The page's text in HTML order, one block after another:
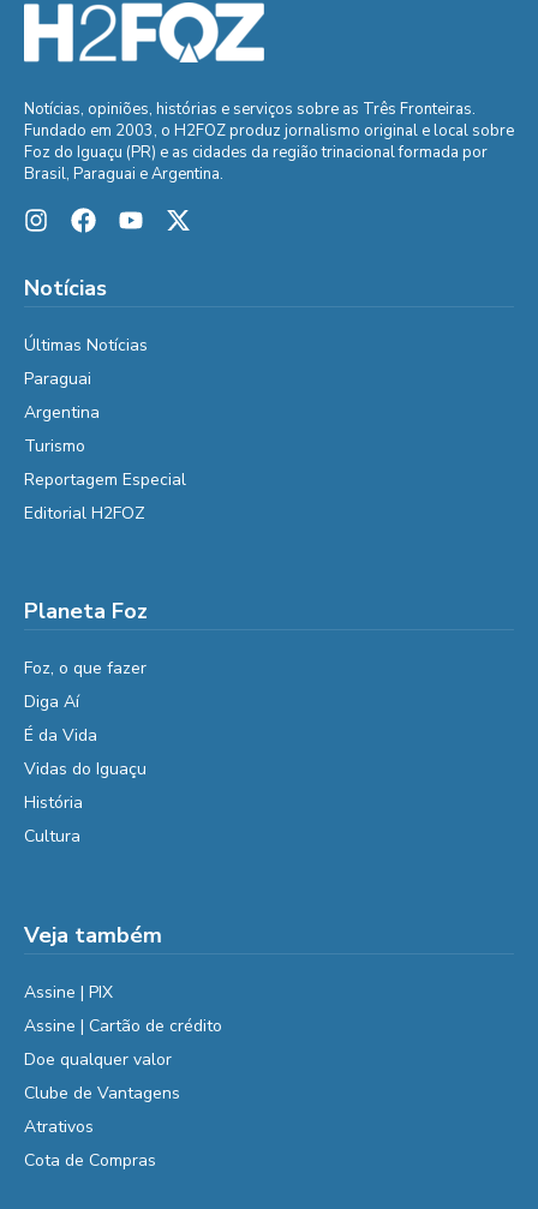
Notícias, opiniões, histórias e serviços sobre as Três Fronteiras.
Fundado em 2003, o H2FOZ produz jornalismo original e local sobre
Foz do Iguaçu (PR) e as cidades da região trinacional formada por
Brasil, Paraguai e Argentina.
Notícias
Últimas Notícias
Paraguai
Argentina
Turismo
Reportagem Especial
Editorial H2FOZ
Planeta Foz
Foz, o que fazer
Diga Aí
É da Vida
Vidas do Iguaçu
História
Cultura
Veja também
Assine | PIX
Assine | Cartão de crédito
Doe qualquer valor
Clube de Vantagens
Atrativos
Cota de Compras